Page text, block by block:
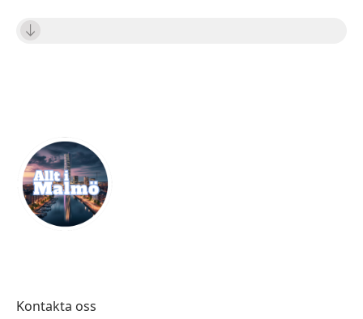
Kontakta oss